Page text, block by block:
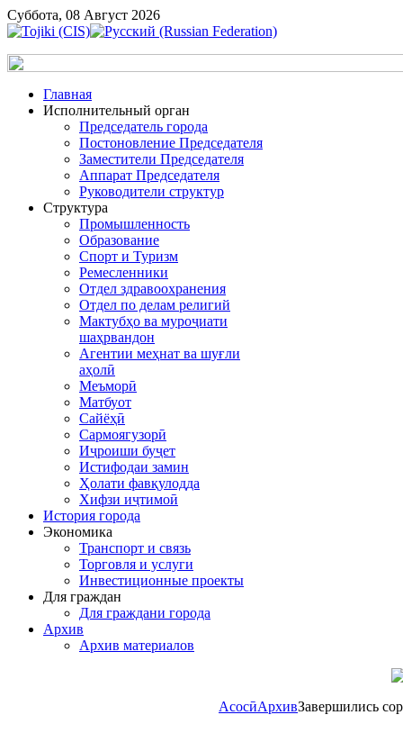
Суббота, 08 Август 2026
Главная
Исполнительный орган
Председатель города
Постоновление Председателя
Заместители Председателя
Аппарат Председателя
Руководители структур
Структура
Промышленность
Образование
Спорт и Туризм
Ремесленники
Отдел здравоохранения
Отдел по делам религий
Мактубҳо ва муроҷиати
шаҳрвандон
Агентии меҳнат ва шуғли
аҳолӣ
Меъморӣ
Матбуот
Сайёҳӣ
Сармоягузорӣ
Иҷроиши буҷет
Истифодаи замин
Ҳолати фавқулодда
Хифзи иҷтимоӣ
История города
Экономика
Транспорт и связь
Торговля и услуги
Инвестиционные проекты
Для граждан
Для граждани города
Архив
Архив материалов
АсосӣАрхивЗавершились